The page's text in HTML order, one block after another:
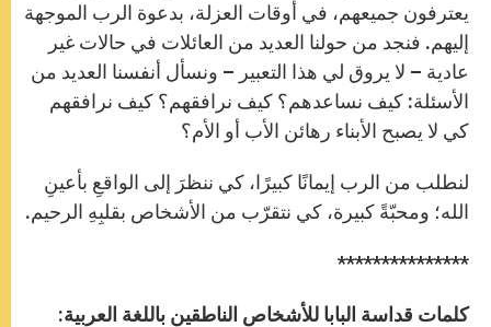
يعترفون جميعهم، في أوقات العزلة، بدعوة الرب الموجهة
إليهم. فنجد من حولنا العديد من العائلات في حالات غير
عادية – لا يروق لي هذا التعبير – ونسأل أنفسنا العديد من
الأسئلة: كيف نساعدهم؟ كيف نرافقهم؟ كيف نرافقهم
كي لا يصبح الأبناء رهائن الأب أو الأم؟
لنطلب من الرب إيمانًا كبيرًا، كي ننظرَ إلى الواقعِ بأعينِ
الله؛ ومحبّةً كبيرة، كي نتقرّب من الأشخاص بقلبِهِ الرحيم.
***************
كلمات قداسة البابا للأشخاص الناطقين باللغة العربية: